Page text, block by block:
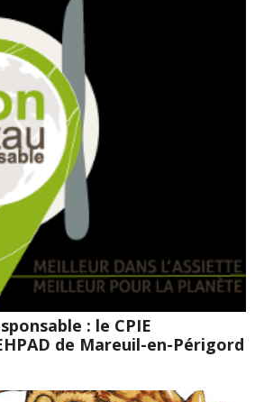
: le CPIE
de Mareuil-en-Périgord